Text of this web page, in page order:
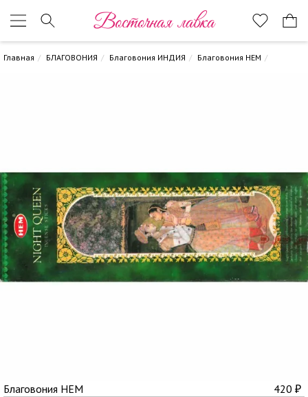
Восточная лавка
Главная БЛАГОВОНИЯ Благовония ИНДИЯ Благовония HEM
Благовония HEM 420 ₽